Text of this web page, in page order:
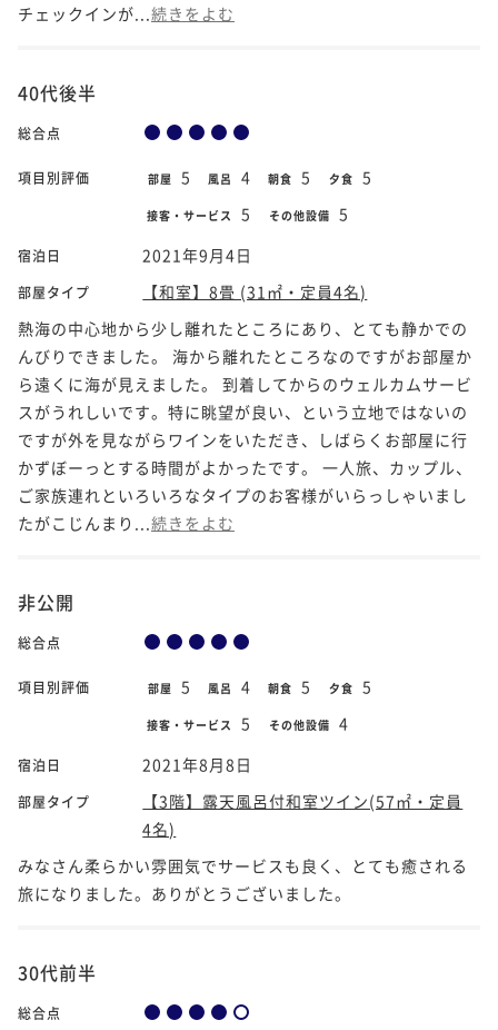
チェックインが... 続きをよむ
40代後半
総合点
項目別評価 部屋 5 風呂 4 朝食 5 夕食 5
接客・サービス 5 その他設備 5
宿泊日 2021年9月4日
部屋タイプ
【和室】8畳 (31㎡・定員4名)
熱海の中心地から少し離れたところにあり、とても静かでの
んびりできました。 海から離れたところなのですがお部屋か
ら遠くに海が見えました。 到着してからのウェルカムサービ
スがうれしいです。特に眺望が良い、という立地ではないの
ですが外を見ながらワインをいただき、しばらくお部屋に行
かずぼーっとする時間がよかったです。 一人旅、カップル、
ご家族連れといろいろなタイプのお客様がいらっしゃいまし
たがこじんまり... 続きをよむ
非公開
総合点
項目別評価 部屋 5 風呂 4 朝食 5 夕食 5
接客・サービス 5 その他設備 4
宿泊日 2021年8月8日
部屋タイプ
【3階】露天風呂付和室ツイン(57㎡・定員
4名)
みなさん柔らかい雰囲気でサービスも良く、とても癒される
旅になりました。ありがとうございました。
30代前半
総合点